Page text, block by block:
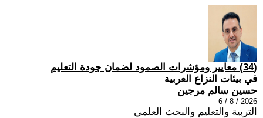
(34) معايير ومؤشرات الصمود لضمان جودة التعليم
في بيئات النزاع العربية
حسين سالم مرجين
2026 / 8 / 6
التربية والتعليم والبحث العلمي